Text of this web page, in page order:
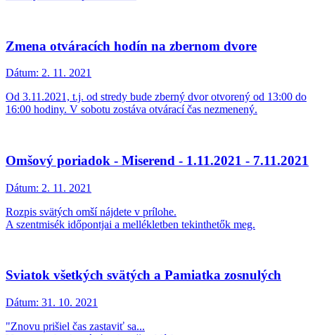
Zmena otváracích hodín na zbernom dvore
Dátum: 2. 11. 2021
Od 3.11.2021, t.j. od stredy bude zberný dvor otvorený od 13:00 do
16:00 hodiny. V sobotu zostáva otvárací čas nezmenený.
Omšový poriadok - Miserend - 1.11.2021 - 7.11.2021
Dátum: 2. 11. 2021
Rozpis svätých omší nájdete v prílohe.
A szentmisék időpontjai a mellékletben tekinthetők meg.
Sviatok všetkých svätých a Pamiatka zosnulých
Dátum: 31. 10. 2021
"Znovu prišiel čas zastaviť sa...